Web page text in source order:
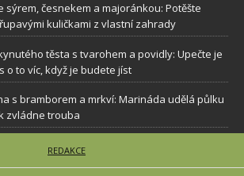
sýrem, česnekem a majoránkou: Potěšte
kuličkami z vlastní zahrady
těsta s tvarohem a povidly: Upečte je
o to víc, když je budete jíst
s bramborem a mrkví: Marináda udělá půlku
zvládne trouba
REDAKCE